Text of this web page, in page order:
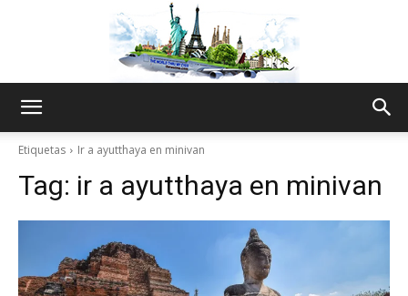
World
Thru
Etiquetas Ir a ayutthaya en minivan
Tag: ir a ayutthaya en minivan